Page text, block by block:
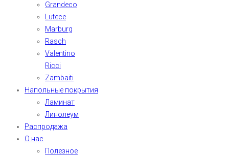
Grandeco
Lutece
Marburg
Rasch
Valentino
Ricci
Zambaiti
Напольные покрытия
Ламинат
Линолеум
Распродажа
О нас
Полезное